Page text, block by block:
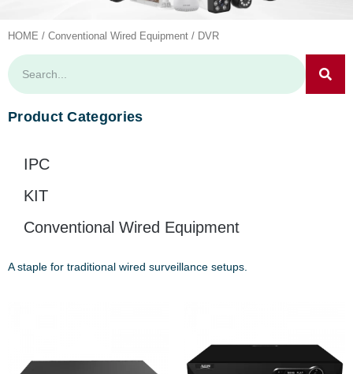
HOME / Conventional Wired Equipment / DVR
Product Categories
IPC
KIT
Conventional Wired Equipment
A staple for traditional wired surveillance setups.